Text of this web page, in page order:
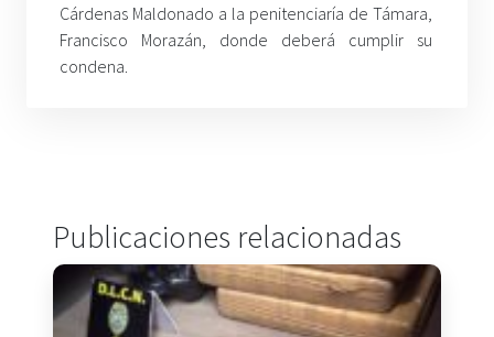
Cárdenas Maldonado a la penitenciaría de Támara,
Francisco Morazán, donde deberá cumplir su
condena.
Publicaciones relacionadas